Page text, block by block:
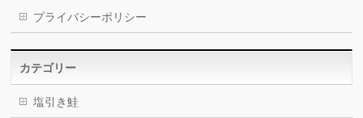
プライバシーポリシー
カテゴリー
塩引き鮭